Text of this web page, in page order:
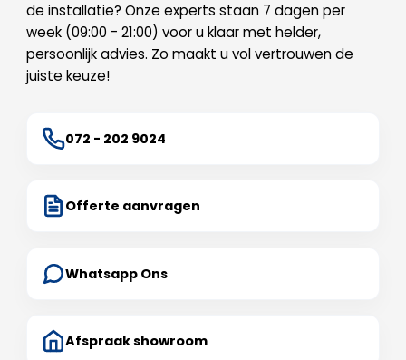
de installatie? Onze experts staan 7 dagen per
week (09:00 - 21:00) voor u klaar met helder,
persoonlijk advies. Zo maakt u vol vertrouwen de
juiste keuze!
072 - 202 9024
Offerte aanvragen
Whatsapp Ons
Afspraak showroom